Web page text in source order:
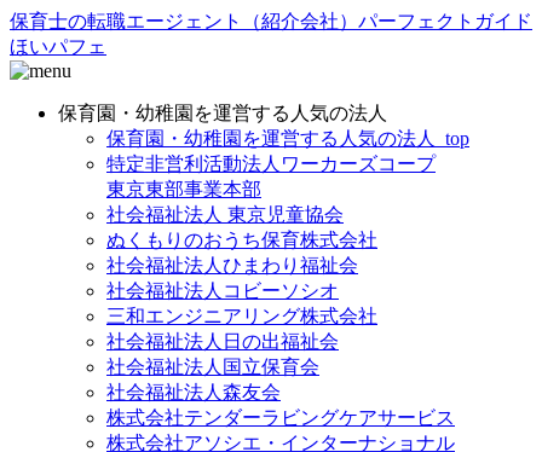
保育士の転職エージェント（紹介会社）パーフェクトガイド
ほいパフェ
保育園・幼稚園を運営する人気の法人
保育園・幼稚園を運営する人気の法人_top
特定非営利活動法人ワーカーズコープ
東京東部事業本部
社会福祉法人 東京児童協会
ぬくもりのおうち保育株式会社
社会福祉法人ひまわり福祉会
社会福祉法人コビーソシオ
三和エンジニアリング株式会社
社会福祉法人日の出福祉会
社会福祉法人国立保育会
社会福祉法人森友会
株式会社テンダーラビングケアサービス
株式会社アソシエ・インターナショナル